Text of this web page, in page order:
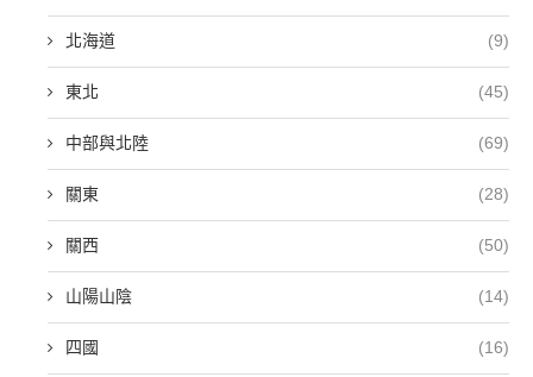
北海道 (9)
東北 (45)
中部與北陸 (69)
關東 (28)
關西 (50)
山陽山陰 (14)
四國 (16)